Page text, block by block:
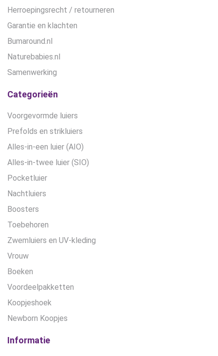
Herroepingsrecht / retourneren
Garantie en klachten
Bumaround.nl
Naturebabies.nl
Samenwerking
Categorieën
Voorgevormde luiers
Prefolds en strikluiers
Alles-in-een luier (AIO)
Alles-in-twee luier (SIO)
Pocketluier
Nachtluiers
Boosters
Toebehoren
Zwemluiers en UV-kleding
Vrouw
Boeken
Voordeelpakketten
Koopjeshoek
Newborn Koopjes
Informatie